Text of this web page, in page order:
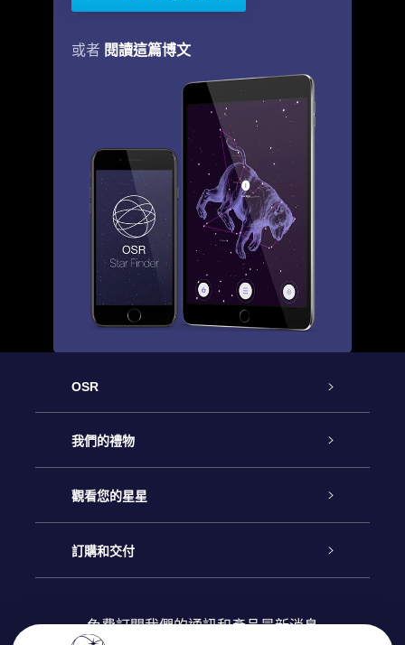
或者 閱讀這篇博文
OSR
客戶服務
聯繫我們
博客
我們的禮物
Online Star禮物
OSR禮物包
觀看您的星星
星星注册
訂購和交付
免費訂閱我們的通訊和產品最新消息